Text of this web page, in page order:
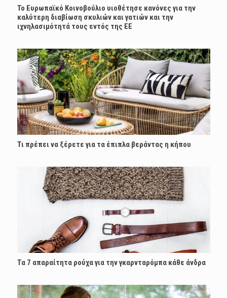
Το Ευρωπαϊκό Κοινοβούλιο υιοθέτησε κανόνες για την
καλύτερη διαβίωση σκυλιών και γατιών και την
ιχνηλασιμότητά τους εντός της ΕΕ
Τι πρέπει να ξέρετε για τα έπιπλα βεράντας η κήπου
Τα 7 απαραίτητα ρούχα για την γκαρνταρόμπα κάθε άνδρα